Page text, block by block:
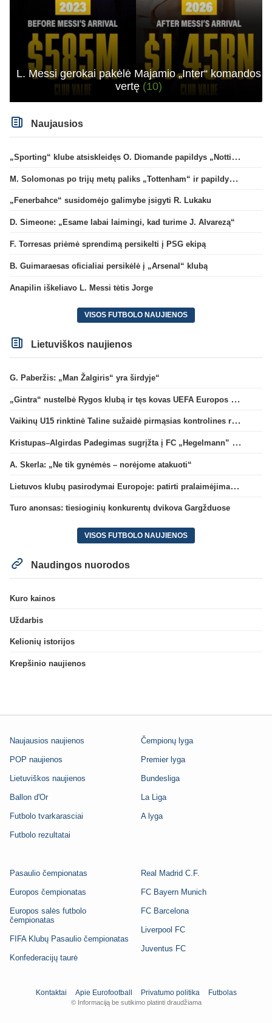
L. Messi gerokai pakėlė Majamio „Inter“ komandos
vertę (10)
Naujausios
„Sporting“ klube atsiskleidęs O. Diomande papildys „Nottingham“ gretas
M. Solomonas po trijų metų paliks „Tottenham“ ir papildys „West Ham“ klubą
„Fenerbahce“ susidomėjo galimybe įsigyti R. Lukaku
D. Simeone: „Esame labai laimingi, kad turime J. Alvarezą“
F. Torresas priėmė sprendimą persikelti į PSG ekipą
B. Guimaraesas oficialiai persikėlė į „Arsenal“ klubą
Anapilin iškeliavo L. Messi tėtis Jorge
VISOS FUTBOLO NAUJIENOS
Lietuviškos naujienos
G. Paberžis: „Man Žalgiris“ yra širdyje“
„Gintra“ nustelbė Rygos klubą ir tęs kovas UEFA Europos taurės atrankoje
Vaikinų U15 rinktinė Taline sužaidė pirmąsias kontrolines rungtynes
Kristupas–Algirdas Padegimas sugrįžta į FC „Hegelmann” B sudėtį
A. Skerla: „Ne tik gynėmės – norėjome atakuoti“
Lietuvos klubų pasirodymai Europoje: patirti pralaimėjimai Kroatijos atstovams
Turo anonsas: tiesioginių konkurentų dvikova Gargžduose
VISOS FUTBOLO NAUJIENOS
Naudingos nuorodos
Kuro kainos
Uždarbis
Kelionių istorijos
Krepšinio naujienos
Naujausios naujienos
POP naujienos
Lietuviškos naujienos
Ballon d'Or
Futbolo tvarkarasciai
Futbolo rezultatai
Čempionų lyga
Premier lyga
Bundesliga
La Liga
A lyga
Pasaulio čempionatas
Europos čempionatas
Europos salės futbolo
čempionatas
FIFA Klubų Pasaulio čempionatas
Konfederacijų taurė
Real Madrid C.F.
FC Bayern Munich
FC Barcelona
Liverpool FC
Juventus FC
Kontaktai Apie Eurofootball Privatumo politika Futbolas
© Informaciją be sutikimo platinti draudžiama